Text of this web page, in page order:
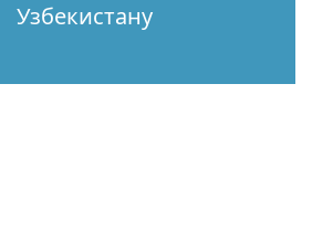
Узбекистану